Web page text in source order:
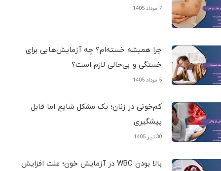
7 مرداد 1405
چرا همیشه خسته‌ام؟ چه آزمایش‌هایی برای
خستگی و بی‌حالی لازم است؟
5 مرداد 1405
کم‌خونی در زنان؛ یک مشکل شایع اما قابل
پیشگیری
30 تیر 1405
بالا بودن WBC در آزمایش خون؛ علت افزایش